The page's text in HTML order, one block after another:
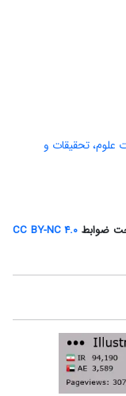
تحقیقات و
ضوابط CC BY-NC 4.0